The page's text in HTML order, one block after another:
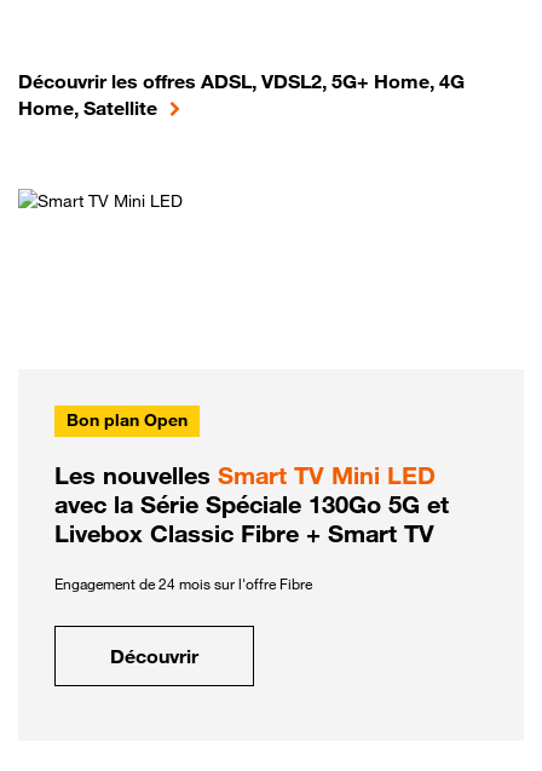
Découvrir les offres ADSL, VDSL2, 5G+ Home, 4G
Home, Satellite
Bon plan Open
Les nouvelles Smart TV Mini LED
avec la Série Spéciale 130Go 5G et
Livebox Classic Fibre + Smart TV
Engagement de 24 mois sur l'offre Fibre
Découvrir